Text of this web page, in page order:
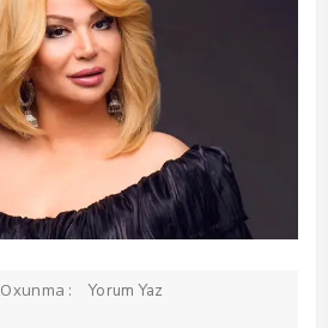
Oxunma : Yorum Yaz